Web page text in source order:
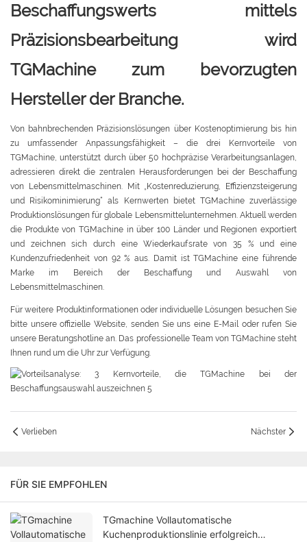
Beschaffungswerts mittels
Präzisionsbearbeitung wird
TGMachine zum bevorzugten
Hersteller der Branche.
Von bahnbrechenden Präzisionslösungen über Kostenoptimierung bis hin
zu umfassender Anpassungsfähigkeit – die drei Kernvorteile von
TGMachine, unterstützt durch über 50 hochpräzise Verarbeitungsanlagen,
adressieren direkt die zentralen Herausforderungen bei der Beschaffung
von Lebensmittelmaschinen. Mit „Kostenreduzierung, Effizienzsteigerung
und Risikominimierung“ als Kernwerten bietet TGMachine zuverlässige
Produktionslösungen für globale Lebensmittelunternehmen. Aktuell werden
die Produkte von TGMachine in über 100 Länder und Regionen exportiert
und zeichnen sich durch eine Wiederkaufsrate von 35 % und eine
Kundenzufriedenheit von 92 % aus. Damit ist TGMachine eine führende
Marke im Bereich der Beschaffung und Auswahl von
Lebensmittelmaschinen.
Für weitere Produktinformationen oder individuelle Lösungen besuchen Sie
bitte unsere offizielle Website, senden Sie uns eine E-Mail oder rufen Sie
unsere Beratungshotline an. Das professionelle Team von TGMachine steht
Ihnen rund um die Uhr zur Verfügung.
Verlieben Nächster
FÜR SIE EMPFOHLEN
TGmachine Vollautomatische
Kuchenproduktionslinie erfolgreich